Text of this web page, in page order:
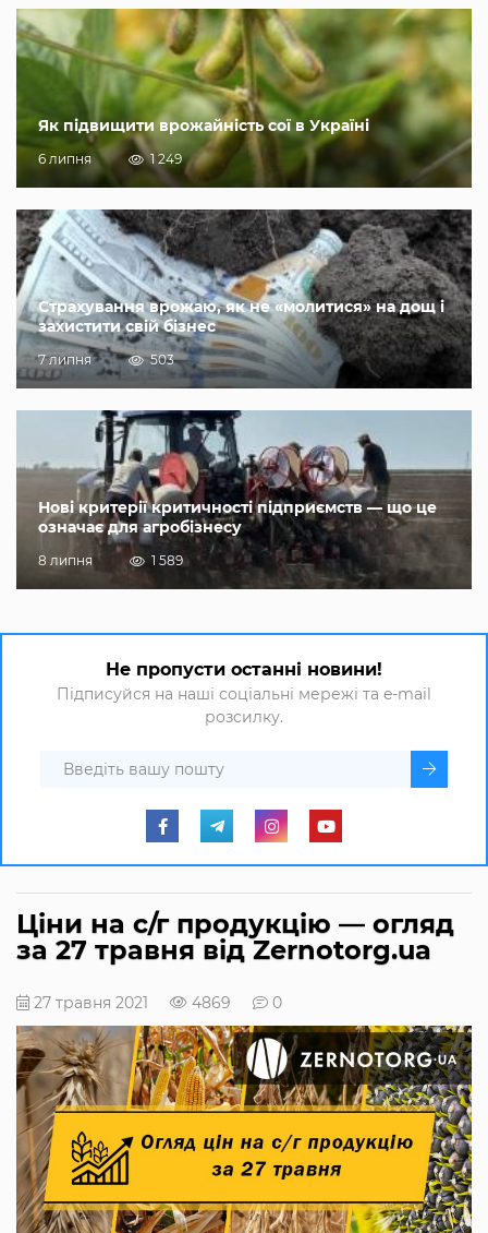
Як підвищити врожайність сої в Україні
6 липня 1 249
Страхування врожаю, як не «молитися» на дощ і
захистити свій бізнес
7 липня 503
Нові критерії критичності підприємств — що це
означає для агробізнесу
8 липня 1 589
Не пропусти останні новини!
Підписуйся на наші соціальні мережі та e-mail
розсилку.
Ціни на с/г продукцію — огляд
за 27 травня від Zernotorg.ua
27 травня 2021 4869 0